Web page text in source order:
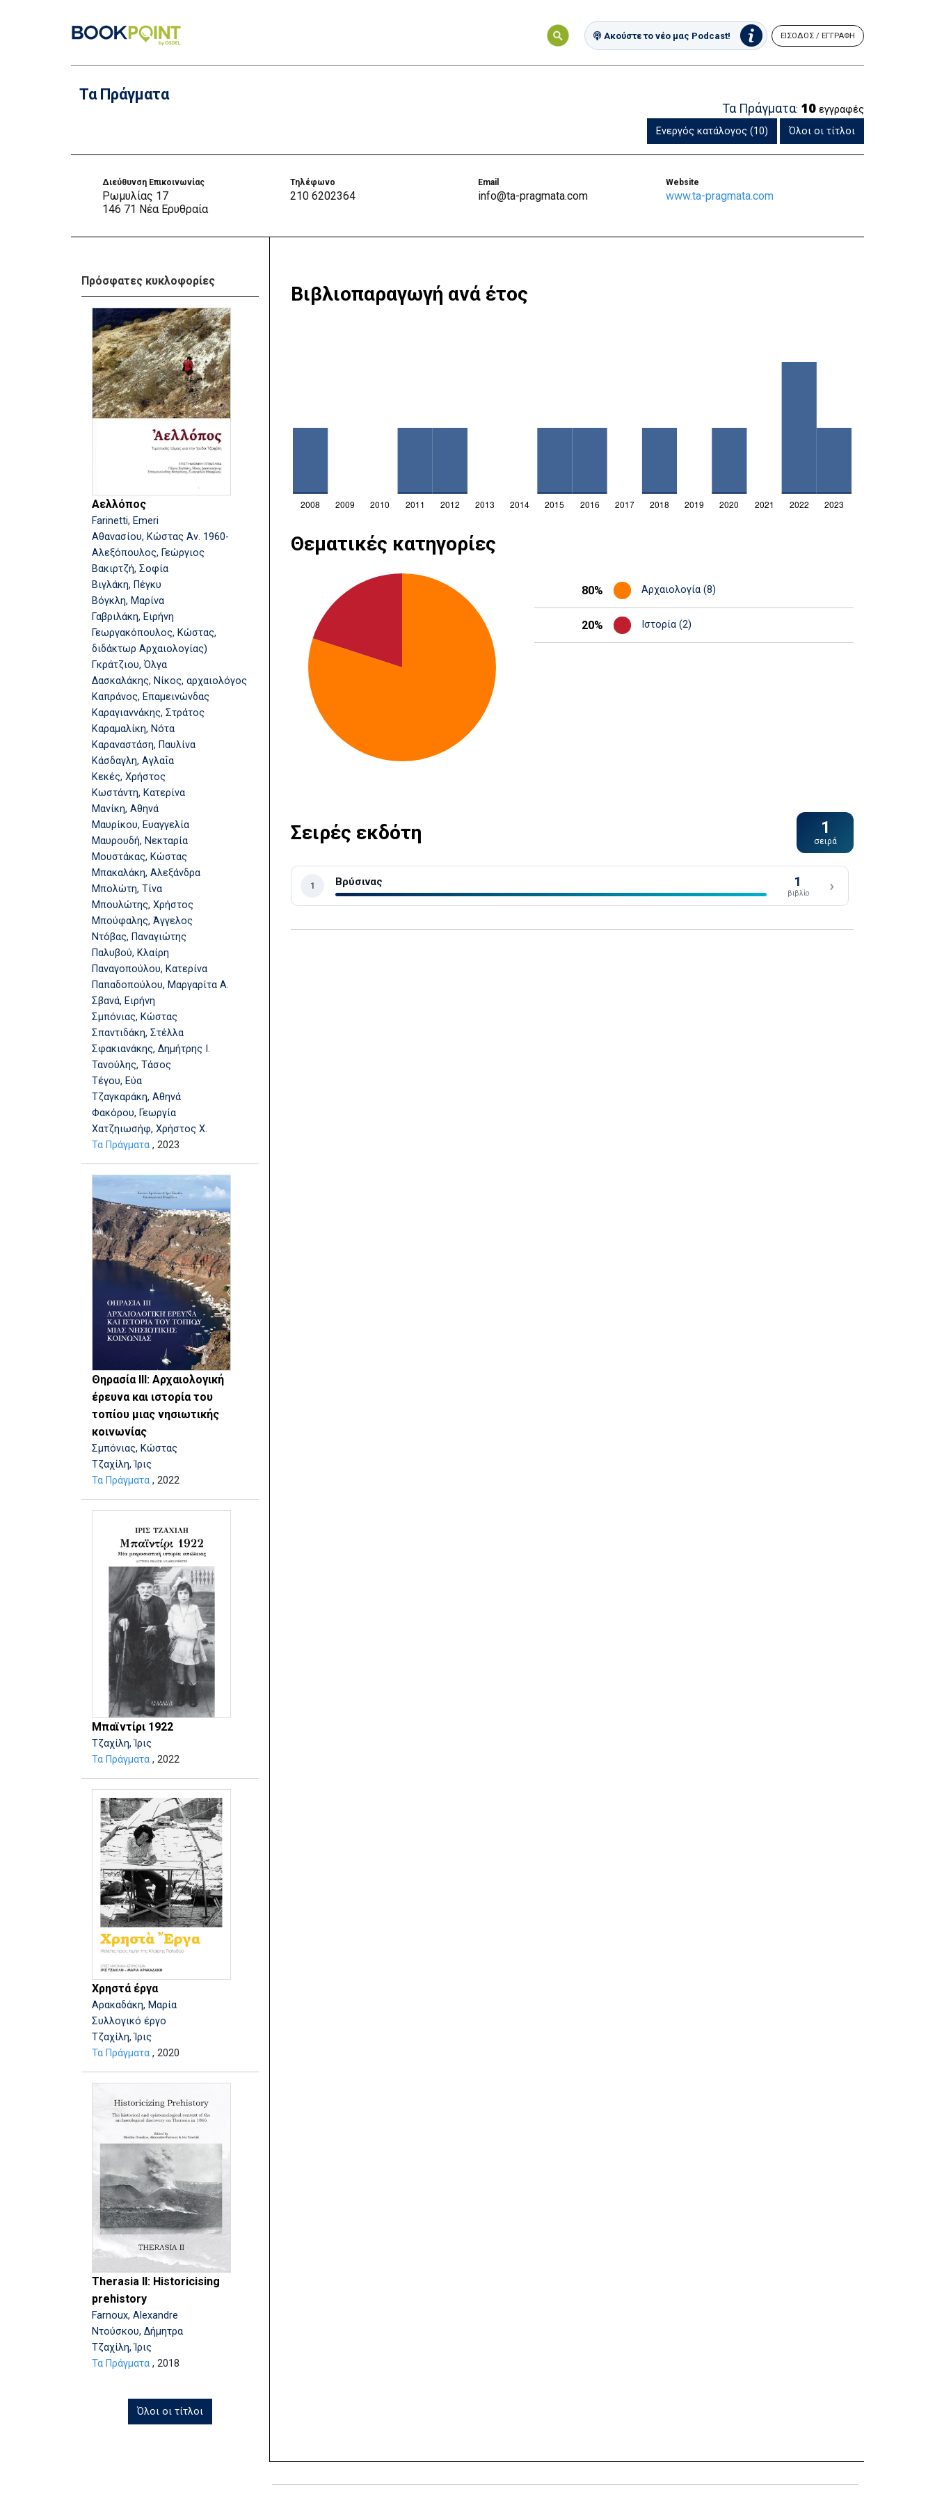
Ακούστε το νέο μας Podcast! ΕΙΣΟΔΟΣ / ΕΓΓΡΑΦΗ
Τα Πράγματα
Τα Πράγματα: 10 εγγραφές
Ενεργός κατάλογος (10)
Όλοι οι τίτλοι
Διεύθυνση Επικοινωνίας
Ρωμυλίας 17
146 71 Νέα Ερυθραία
Τηλέφωνο
210 6202364
Email
info@ta-pragmata.com
Website
www.ta-pragmata.com
Πρόσφατες κυκλοφορίες
Αελλόπος
Farinetti, Emeri
Αθανασίου, Κώστας Αν. 1960-
Αλεξόπουλος, Γεώργιος
Βακιρτζή, Σοφία
Βιγλάκη, Πέγκυ
Βόγκλη, Μαρίνα
Γαβριλάκη, Ειρήνη
Γεωργακόπουλος, Κώστας,
διδάκτωρ Αρχαιολογίας)
Γκράτζιου, Όλγα
Δασκαλάκης, Νίκος, αρχαιολόγος
Καπράνος, Επαμεινώνδας
Καραγιαννάκης, Στράτος
Καραμαλίκη, Νότα
Καραναστάση, Παυλίνα
Κάσδαγλη, Αγλαΐα
Κεκές, Χρήστος
Κωστάντη, Κατερίνα
Μανίκη, Αθηνά
Μαυρίκου, Ευαγγελία
Μαυρουδή, Νεκταρία
Μουστάκας, Κώστας
Μπακαλάκη, Αλεξάνδρα
Μπολώτη, Τίνα
Μπουλώτης, Χρήστος
Μπούφαλης, Άγγελος
Ντόβας, Παναγιώτης
Παλυβού, Κλαίρη
Παναγοπούλου, Κατερίνα
Παπαδοπούλου, Μαργαρίτα Α.
Σβανά, Ειρήνη
Σμπόνιας, Κώστας
Σπαντιδάκη, Στέλλα
Σφακιανάκης, Δημήτρης Ι.
Τανούλης, Τάσος
Τέγου, Εύα
Τζαγκαράκη, Αθηνά
Φακόρου, Γεωργία
Χατζηιωσήφ, Χρήστος Χ.
Τα Πράγματα , 2023
Θηρασία ΙΙΙ: Αρχαιολογική
έρευνα και ιστορία του
τοπίου μιας νησιωτικής
κοινωνίας
Σμπόνιας, Κώστας
Τζαχίλη, Ίρις
Τα Πράγματα , 2022
Μπαϊντίρι 1922
Τζαχίλη, Ίρις
Τα Πράγματα , 2022
Χρηστά έργα
Αρακαδάκη, Μαρία
Συλλογικό έργο
Τζαχίλη, Ίρις
Τα Πράγματα , 2020
Therasia II: Historicising
prehistory
Farnoux, Alexandre
Ντούσκου, Δήμητρα
Τζαχίλη, Ίρις
Τα Πράγματα , 2018
Όλοι οι τίτλοι
Βιβλιοπαραγωγή ανά έτος
Θεματικές κατηγορίες
80% Αρχαιολογία (8)
20% Ιστορία (2)
Σειρές εκδότη 1
σειρά
1 Βρύσινας 1
βιβλίο ›